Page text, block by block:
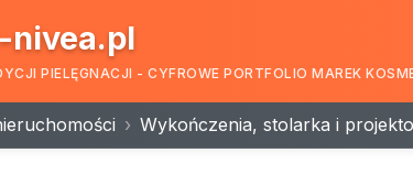
nivea.pl
PIELĘGNACJI - CYFROWE PORTFOLIO MAREK
Wykończenia, stolarka i